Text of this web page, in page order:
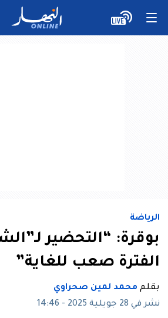
الرياضة
بوقرة: “التحضير
الفترة صعب للغاية”
بقلم محمد لمين صحراوي
نشر في 28 جويلية 2025 - 14:46